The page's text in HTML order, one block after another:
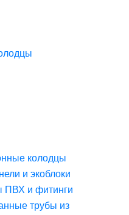
колодцы
и экоблоки
ПВХ и фитинги
трубы из